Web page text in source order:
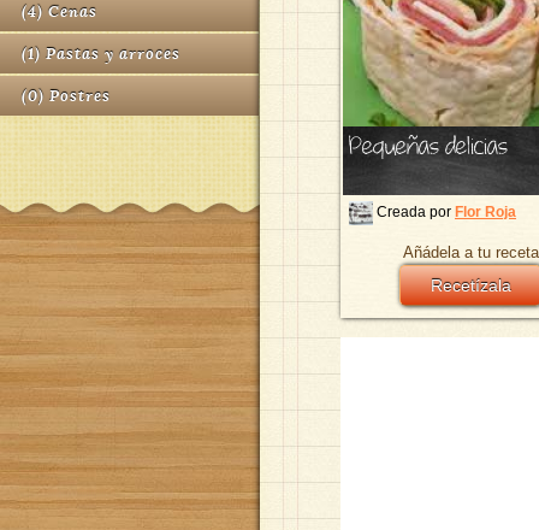
(4) Cenas
(1) Pastas y arroces
(0) Postres
Pequeñas delicias
Creada por Flor Roja
Añádela a tu
Recetízala